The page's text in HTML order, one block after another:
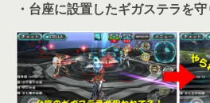
・台座に設置したギガステラを守